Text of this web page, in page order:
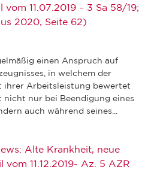
11.07.2019 – 3 Sa 58/19;
2020, Seite 62)
einen Anspruch auf
in welchem der
ihrer Arbeitsleistung bewertet
nicht nur bei Beendigung eines
auch während seines...
Alte Krankheit, neue
11.12.2019- Az. 5 AZR